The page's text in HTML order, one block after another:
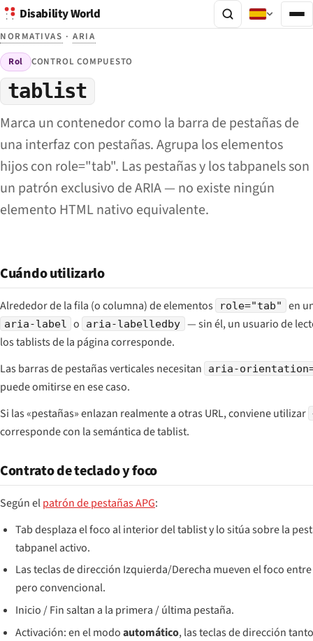
Disability World
NORMATIVAS ·ARIA
Rol CONTROL COMPUESTO
tablist
Marca un contenedor como la barra de pestañas de
una interfaz con pestañas. Agrupa los elementos
hijos con role="tab". Las pestañas y los tabpanels son
un patrón exclusivo de ARIA — no existe ningún
elemento HTML nativo equivalente.
Cuándo utilizarlo
Alrededor de la fila (o columna) de elementos role="tab" en
aria-label o aria-labelledby — sin él, un usuario de
los tablists de la página corresponde.
Las barras de pestañas verticales necesitan
aria-
puede omitirse en ese caso.
Si las «pestañas» enlazan realmente a otras URL, conviene utilizar
corresponde con la semántica de tablist.
Contrato de teclado y foco
Según elpatrón de pestañas APG:
Tab desplaza el foco al interior del tablist y lo sitúa sobre la
tabpanel activo.
Las teclas de dirección Izquierda/Derecha mueven el foco
pero convencional.
Inicio / Fin saltan a la primera / última pestaña.
Activación: en el modoautomático, las teclas de dirección